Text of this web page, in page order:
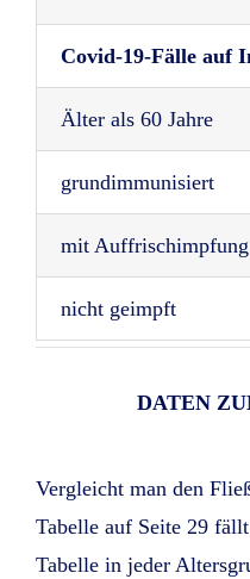
Covid-19-Fälle auf
Älter als 60 Jahre
grundimmunisiert
mit Auffrischimpfung
nicht geimpft
DATEN
Vergleicht man den
Tabelle auf Seite 29
Tabelle in jeder